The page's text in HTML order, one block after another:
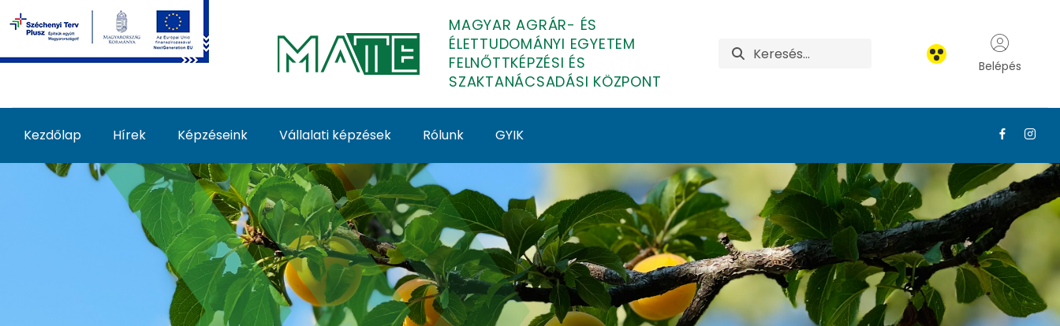
Ugrás a fő tartalomhoz
MAGYAR AGRÁR- ÉS
ÉLETTUDOMÁNYI EGYETEM
FELNŐTTKÉPZÉSI ÉS
SZAKTANÁCSADÁSI KÖZPONT
Belépés
Kezdőlap Hírek Képzéseink Vállalati képzések Rólunk GYIK
Nyári (zöld) metszés képzés - Érd, Elvira - MATE Felnőttképzés